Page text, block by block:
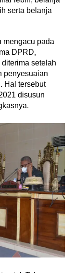
serta belanja
mengacu pada
DPRD,
setelah
penyesuaian
Hal tersebut
disusun